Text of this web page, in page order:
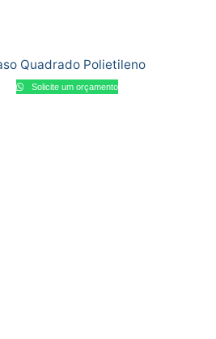
Quadrado Polietileno
Solicite um orçamento